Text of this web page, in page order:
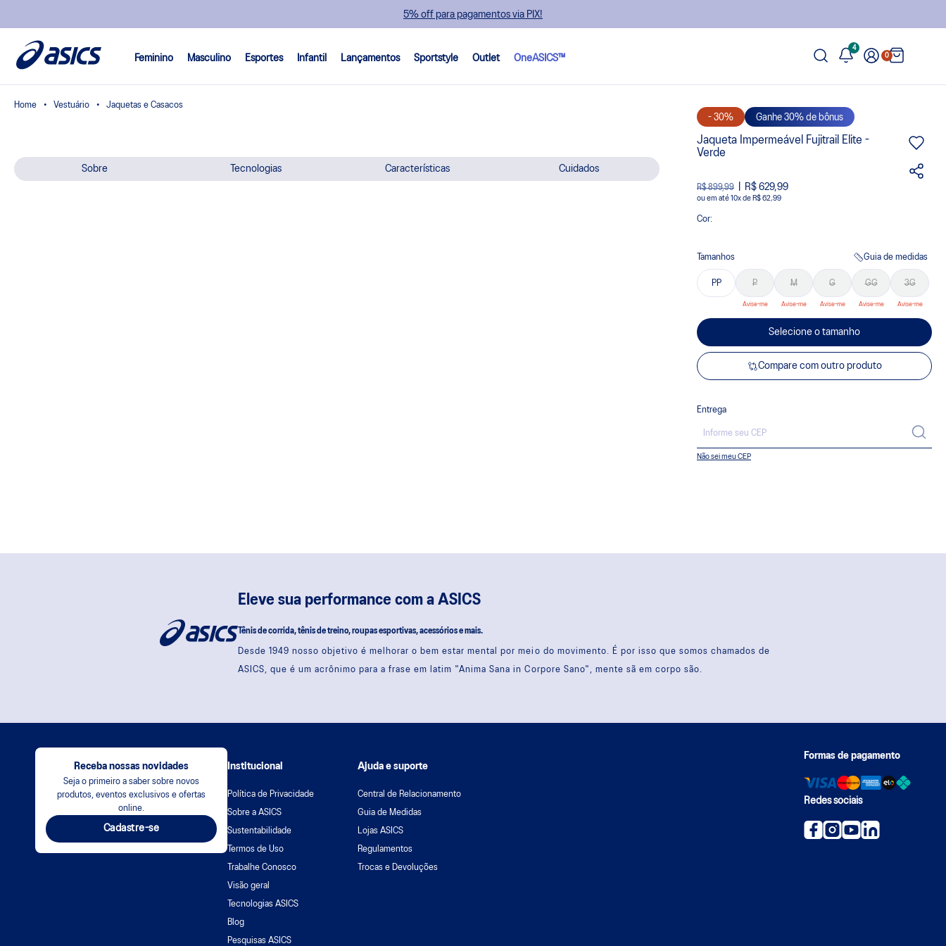
5% off para pagamentos via PIX!
Feminino Masculino Esportes Infantil Lançamentos Sportstyle Outlet OneASICS™
4
0
Vestuário Jaquetas e Casacos
Sobre Tecnologias Características Cuidados
- 30% Ganhe 30% de bônus
Jaqueta Impermeável Fujitrail Elite -
Verde
R$ 899,99 R$ 629,99
ou 10x de R$ 62,99
Cor:
Tamanhos Guia de medidas
PP P M G GG 3G
Selecione o tamanho
Compare com outro produto
Entrega
Não sei meu CEP
Eleve sua performance com a ASICS
Tênis de corrida, tênis de treino, roupas esportivas, acessórios e mais.
Desde 1949 nosso objetivo é melhorar o bem estar mental por meio do movimento. É por isso que somos chamados de
ASICS, que é um acrônimo para a frase em latim "Anima Sana in Corpore Sano", mente sã em corpo são.
Receba nossas novidades
Seja o primeiro a saber sobre novos
produtos, eventos exclusivos e ofertas
online.
Cadastre-se
Institucional
Política de Privacidade
Sobre a ASICS
Sustentabilidade
Termos de Uso
Trabalhe Conosco
Visão geral
Tecnologias ASICS
Blog
Pesquisas ASICS
Ajuda e suporte
Central de Relacionamento
Guia de Medidas
Lojas ASICS
Regulamentos
Trocas e Devoluções
Formas de pagamento
Redes sociais